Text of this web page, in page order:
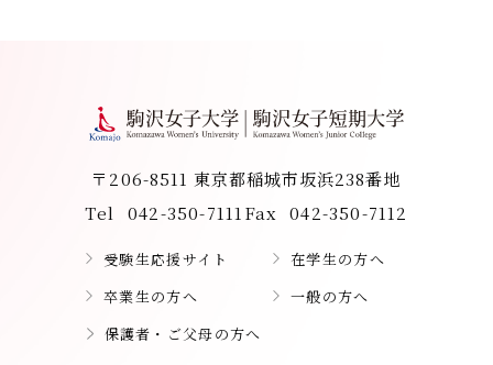
〒206-8511 東京都稲城市坂浜238番地
Tel
042-350-7111 Fax 042-350-7112
受験生応援サイト
在学生の方へ
卒業生の方へ
一般の方へ
保護者・ご父母の方へ